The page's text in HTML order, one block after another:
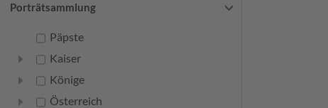
Porträtsammlung
Päpste
Kaiser
Könige
Österreich